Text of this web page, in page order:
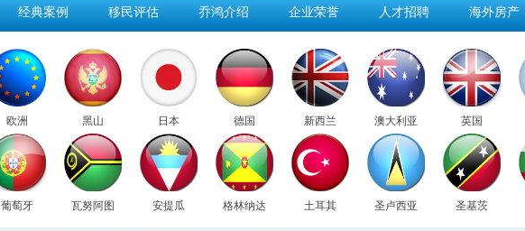
经典案例 移民评估 乔鸿介绍 企业荣誉 人才招聘 海外房产
欧洲 黑山 日本 德国 新西兰 澳大利亚 英国
葡萄牙 瓦努阿图 安提瓜 格林纳达 土耳其 圣卢西亚 圣基茨